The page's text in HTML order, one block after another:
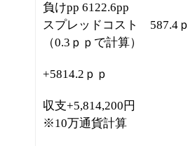
負けpp 6122.6pp
スプレッドコスト 587.4
（0.3ｐｐで計算）
+5814.2ｐｐ
収支+5,814,200円
※10万通貨計算